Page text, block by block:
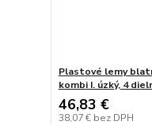
Plastové lemy
kombi I. úzký, 4
46,83 €
38,07 € bez DPH